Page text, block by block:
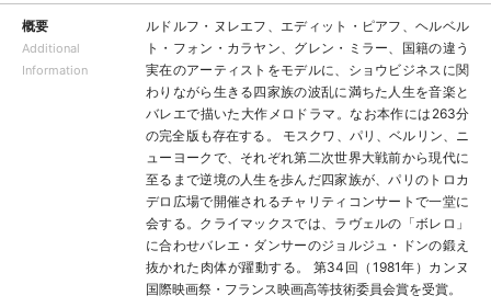
概要
Additional
Information
ルドルフ・ヌレエフ、エディット・ピアフ、ヘルベル
ト・フォン・カラヤン、グレン・ミラー、国籍の違う
実在のアーティストをモデルに、ショウビジネスに関
わりながら生きる四家族の波乱に満ちた人生を音楽と
バレエで描いた大作メロドラマ。なお本作には263分
の完全版も存在する。 モスクワ、パリ、ベルリン、ニ
ューヨークで、それぞれ第二次世界大戦前から現代に
至るまで逆境の人生を歩んだ四家族が、パリのトロカ
デロ広場で開催されるチャリティコンサートで一堂に
会する。クライマックスでは、ラヴェルの「ボレロ」
に合わせバレエ・ダンサーのジョルジュ・ドンの鍛え
抜かれた肉体が躍動する。 第34回（1981年）カンヌ
国際映画祭・フランス映画高等技術委員会賞を受賞。